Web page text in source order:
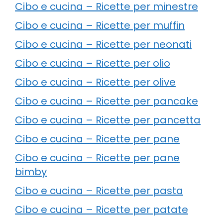
Cibo e cucina – Ricette per minestre
Cibo e cucina – Ricette per muffin
Cibo e cucina – Ricette per neonati
Cibo e cucina – Ricette per olio
Cibo e cucina – Ricette per olive
Cibo e cucina – Ricette per pancake
Cibo e cucina – Ricette per pancetta
Cibo e cucina – Ricette per pane
Cibo e cucina – Ricette per pane
bimby
Cibo e cucina – Ricette per pasta
Cibo e cucina – Ricette per patate